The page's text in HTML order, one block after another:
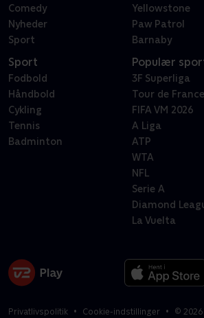
Comedy
Nyheder
Sport
Yellowstone
Paw Patrol
Barnaby
Sport
Fodbold
Håndbold
Cykling
Tennis
Badminton
Populær
3F Superliga
Tour de France
FIFA VM 2026
A Liga
ATP
WTA
NFL
Serie A
Diamond
La Vuelta
Privatlivspolitik Cookie-indstillinger © 2026